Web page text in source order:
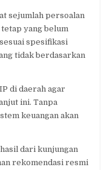
sejumlah persoalan
yang belum
spesifikasi
tidak berdasarkan
di daerah agar
ini. Tanpa
keuangan akan
dari kunjungan
rekomendasi resmi